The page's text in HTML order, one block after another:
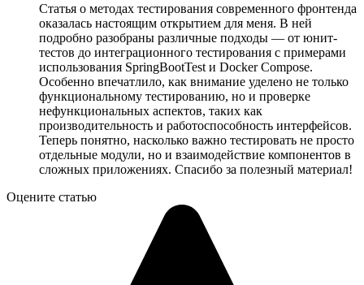
Статья о методах тестирования современного фронтенда
оказалась настоящим открытием для меня. В ней
подробно разобраны различные подходы — от юнит-
тестов до интеграционного тестирования с примерами
использования SpringBootTest и Docker Compose.
Особенно впечатлило, как внимание уделено не только
функциональному тестированию, но и проверке
нефункциональных аспектов, таких как
производительность и работоспособность интерфейсов.
Теперь понятно, насколько важно тестировать не просто
отдельные модули, но и взаимодействие компонентов в
сложных приложениях. Спасибо за полезный материал!
Оцените статью